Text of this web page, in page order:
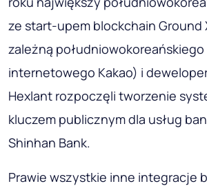
ze start-upem blockchain Ground
zależną
internetowego Kakao) i
Hexlant rozpoczęli tworzenie
kluczem publicznym dla usług
Shinhan Bank.
Prawie wszystkie inne integracje